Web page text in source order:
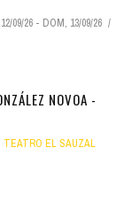
09/26 - DOM, 13/09/26
NOVOA -
TEATRO EL SAUZAL